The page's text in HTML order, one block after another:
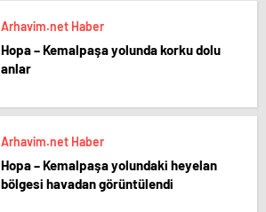
Arhavim.net Haber
Hopa – Kemalpaşa yolunda korku dolu
anlar
Arhavim.net Haber
Hopa – Kemalpaşa yolundaki heyelan
bölgesi havadan görüntülendi